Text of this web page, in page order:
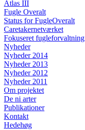
Atlas III
Fugle Overalt
Status for FugleOveralt
Caretakernetværket
Fokuseret fugleforvaltning
Nyheder
Nyheder 2014
Nyheder 2013
Nyheder 2012
Nyheder 2011
Om projektet
De ni arter
Publikationer
Kontakt
Hedehøg